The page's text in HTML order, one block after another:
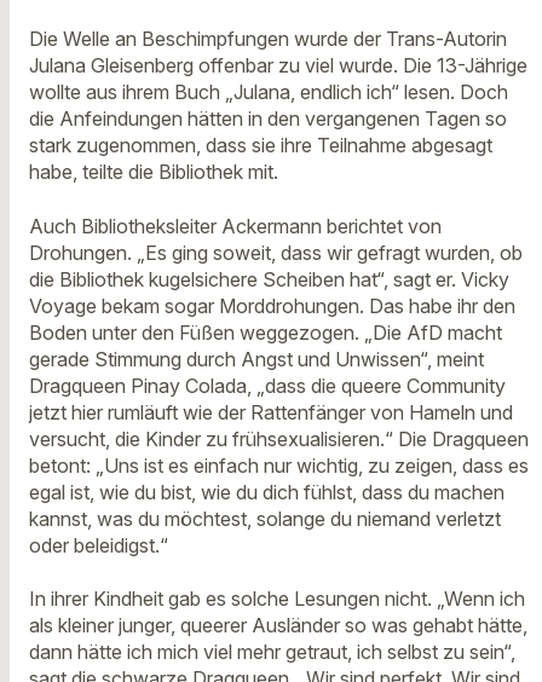
Die Welle an Beschimpfungen wurde der Trans-Autorin
Julana Gleisenberg offenbar zu viel wurde. Die 13-Jährige
wollte aus ihrem Buch „Julana, endlich ich“ lesen. Doch
die Anfeindungen hätten in den vergangenen Tagen so
stark zugenommen, dass sie ihre Teilnahme abgesagt
habe, teilte die Bibliothek mit.
Auch Bibliotheksleiter Ackermann berichtet von
Drohungen. „Es ging soweit, dass wir gefragt wurden, ob
die Bibliothek kugelsichere Scheiben hat“, sagt er. Vicky
Voyage bekam sogar Morddrohungen. Das habe ihr den
Boden unter den Füßen weggezogen. „Die AfD macht
gerade Stimmung durch Angst und Unwissen“, meint
Dragqueen Pinay Colada, „dass die queere Community
jetzt hier rumläuft wie der Rattenfänger von Hameln und
versucht, die Kinder zu frühsexualisieren.“ Die Dragqueen
betont: „Uns ist es einfach nur wichtig, zu zeigen, dass es
egal ist, wie du bist, wie du dich fühlst, dass du machen
kannst, was du möchtest, solange du niemand verletzt
oder beleidigst.“
In ihrer Kindheit gab es solche Lesungen nicht. „Wenn ich
als kleiner junger, queerer Ausländer so was gehabt hätte,
dann hätte ich mich viel mehr getraut, ich selbst zu sein“,